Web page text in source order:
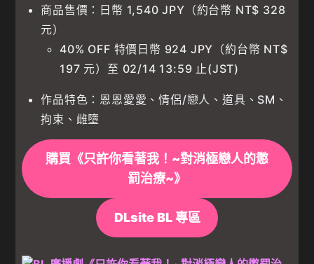
商品售價：日幣 1,540 JPY（約台幣 NT$ 328
元）
40% OFF 特價日幣 924 JPY（約台幣 NT$
197 元）至 02/14 13:59 止(JST)
作品特色：恩恩愛愛、情侶/戀人、道具、SM、
拘束、雌墮
購買《只許你看著我！~對消極戀人的懲
罰治療~》
DLsite BL 專區